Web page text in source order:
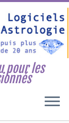
pour les